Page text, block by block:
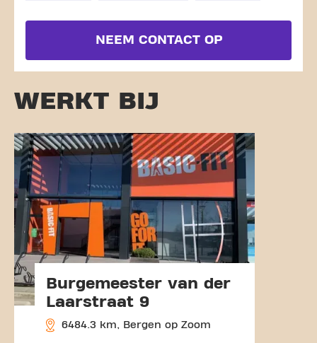
NEEM CONTACT OP
WERKT BIJ
Burgemeester van der
Laarstraat 9
6484.3 km, Bergen op Zoom